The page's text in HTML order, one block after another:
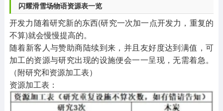
闪耀滑雪场物语资源表一览
开发力随着研究新的东西(研究一次加一点开发力，重复的
不算)就会慢慢提高的。
随着新客人与赞助商陆续到来，并且友好度达到满值，可
加工的资源与研究出现的设施便会一一呈现，无需着急。
（附研究和资源加工表）
资源加工表：